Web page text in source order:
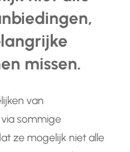
missen.
van
sommige
ze mogelijk niet alle